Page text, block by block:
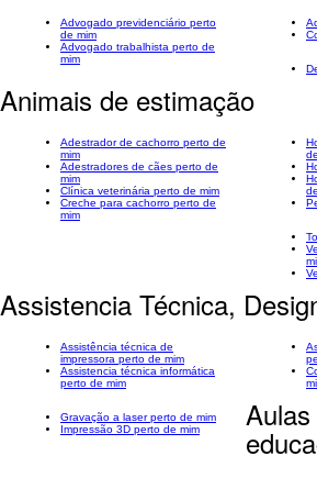
Advogado previdenciário perto
de mim
Advogado trabalhista perto de
mim
Animais de estimação
Adestrador de cachorro perto de
mim
Adestradores de cães perto de
mim
Clínica veterinária perto de mim
Creche para cachorro perto de
mim
Assistencia Técnica,
Assistência técnica de
impressora perto de mim
Assistencia técnica informática
perto de mim
Gravação a laser perto de mim
Impressão 3D perto de mim